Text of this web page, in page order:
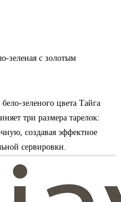
зеленая с золотым
зеленого цвета Тайга
три размера тарелок:
создавая эффектное
сервировки.